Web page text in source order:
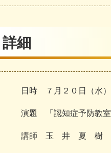
詳細
日 時 ７ 月 ２ ０ 日 （水）
演題 「 認知症予防教室
講師 玉 井 夏 樹